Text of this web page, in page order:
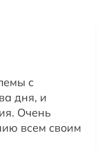
с
дня, и
Очень
всем своим